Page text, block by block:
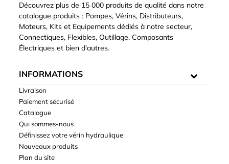
Découvrez plus de 15 000 produits de qualité dans notre
catalogue produits : Pompes, Vérins, Distributeurs,
Moteurs, Kits et Equipements dédiés à notre secteur,
Connectiques, Flexibles, Outillage, Composants
Électriques et bien d'autres.
INFORMATIONS
Livraison
Paiement sécurisé
Catalogue
Qui sommes-nous
Définissez votre vérin hydraulique
Nouveaux produits
Plan du site